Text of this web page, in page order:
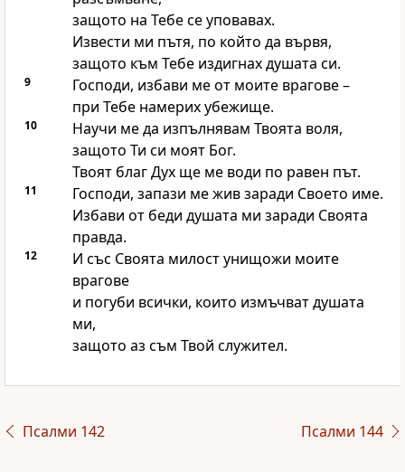
защото на Тебе се уповавах.
Извести ми пътя, по който да вървя,
защото към Тебе издигнах душата си.
9
Господи, избави ме от моите врагове –
при Тебе намерих убежище.
10
Научи ме да изпълнявам Твоята воля,
защото Ти си моят Бог.
Твоят благ Дух ще ме води по равен път.
11
Господи, запази ме жив заради Своето име.
Избави от беди душата ми заради Своята
правда.
12
И със Своята милост унищожи моите
врагове
и погуби всички, които измъчват душата
ми,
защото аз съм Твой служител.
Псалми 142 Псалми 144